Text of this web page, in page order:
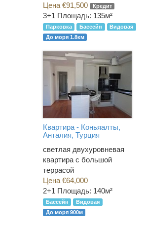
Цена €91,500
Кредит
3+1 Площадь: 135м²
Парковка Бассейн
Видовая
До моря 1.8км
Квартира - Коньяалты,
Анталия, Турция
светлая двухуровневая
квартира с большой
террасой
Цена €64,000
2+1 Площадь: 140м²
Бассейн
Видовая
До моря 900м